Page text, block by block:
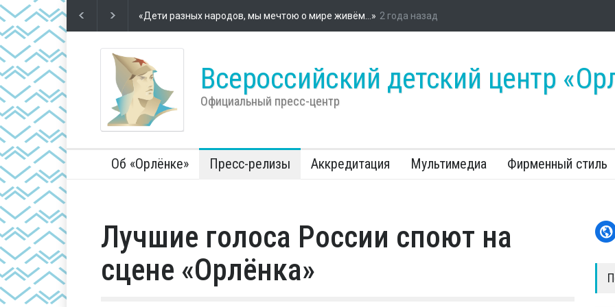
Футбол – школа жизни
Во Всероссийском детском центре «Орлёнок» стартовала энергетическая
2 года назад
Всероссийский детский центр
Официальный пресс-центр
Об «Орлёнке» Пресс-релизы Аккредитация Мультимедиа Фирменный стиль
Лучшие голоса России споют на
сцене «Орлёнка»